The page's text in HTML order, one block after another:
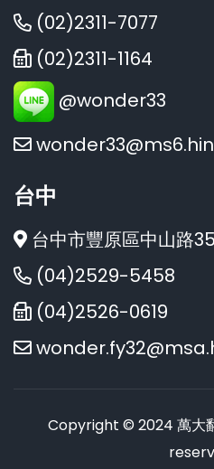
(02)2311-7077
(02)2311-1164
@wonder33
台中
台中市豐原區中山路
(04)2529-5458
(04)2526-0619
Copyright © 2024 萬大